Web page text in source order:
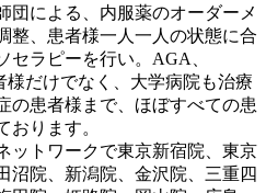
団による、内服薬のオーダーメ
整、患者様一人一人の状態に合
セラピーを行い。AGA、
だけでなく、大学病院も治療
の患者様まで、ほぼすべての患
おります。
ットワークで東京新宿院、東京
沼院、新潟院、金沢院、三重四